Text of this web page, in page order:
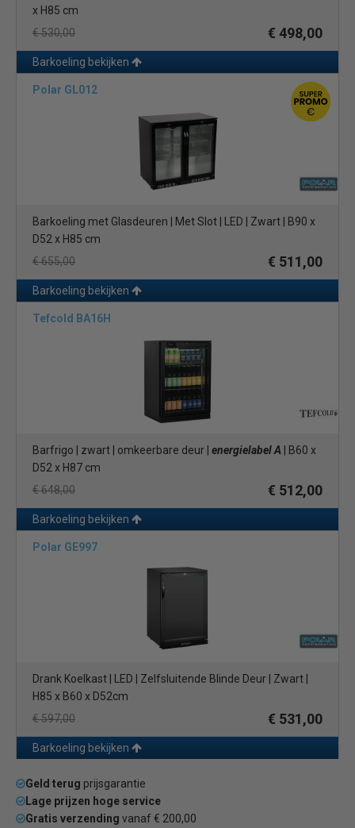
x H85 cm
€ 530,00
€ 498,00
Barkoeling bekijken
Polar GL012
Barkoeling met Glasdeuren | Met Slot | LED | Zwart | B90 x
D52 x H85 cm
€ 655,00
€ 511,00
Barkoeling bekijken
Tefcold BA16H
Barfrigo | zwart | omkeerbare deur | energielabel A | B60 x
D52 x H87 cm
€ 648,00
€ 512,00
Barkoeling bekijken
Polar GE997
Drank Koelkast | LED | Zelfsluitende Blinde Deur | Zwart |
H85 x B60 x D52cm
€ 597,00
€ 531,00
Barkoeling bekijken
Geld terug prijsgarantie
Lage prijzen hoge service
Gratis verzending vanaf € 200,00